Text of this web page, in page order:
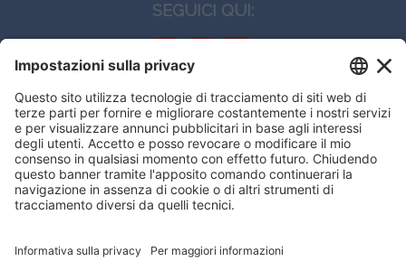
SEGUICI QUI:
CONTATTI
Edi.Ermes srl
Viale E. Forlanini, 21 - 20134, Milano
(+39)027021121
E-mail:eeinfo@eenet.it
ORARI
offrirti la migliore navigazione